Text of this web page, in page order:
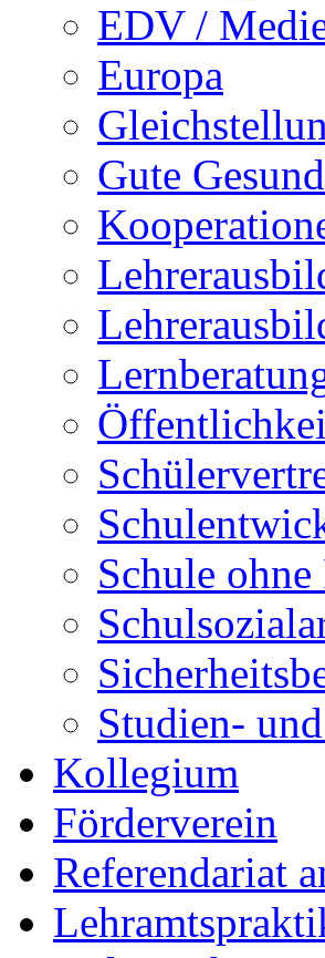
EDV /
Europa
Gute
Schule ohne
Studien-
Kollegium
Förderverein
Referendariat